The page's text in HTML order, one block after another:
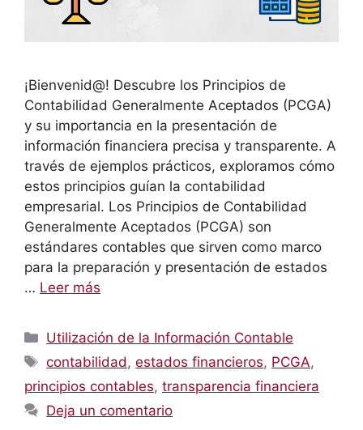
¡Bienvenid@! Descubre los Principios de
Contabilidad Generalmente Aceptados (PCGA)
y su importancia en la presentación de
información financiera precisa y transparente. A
través de ejemplos prácticos, exploramos cómo
estos principios guían la contabilidad
empresarial. Los Principios de Contabilidad
Generalmente Aceptados (PCGA) son
estándares contables que sirven como marco
para la preparación y presentación de estados
… Leer más
Categorías
Utilización de la Información Contable
Etiquetas
contabilidad ,estados financieros, PCGA,
principios contables, transparencia financiera
Deja un comentario